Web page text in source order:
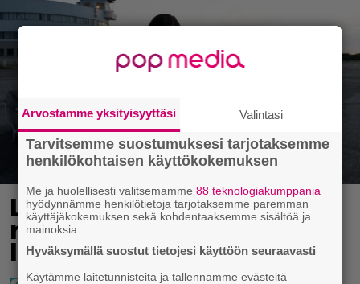
Laulaja Mirellan
rantakuvat ovat täynnä
lomaa, aurinkoa ja iloa
Arvostamme yksityisyyttäsi Valintasi
Tarvitsemme suostumuksesi tarjotaksemme
henkilökohtaisen käyttökokemuksen
Me ja huolellisesti valitsemamme88 teknologiakumppania
hyödynnämme henkilötietoja tarjotaksemme paremman
käyttäjäkokemuksen sekä kohdentaaksemme sisältöä ja
mainoksia.
Hyväksymällä suostut tietojesi käyttöön seuraavasti
Käytämme laitetunnisteita ja tallennamme evästeitä